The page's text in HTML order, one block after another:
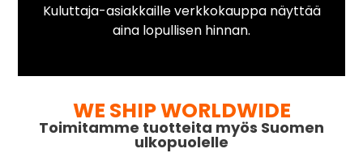
Kuluttaja-asiakkaille verkkokauppa näyttää
aina lopullisen hinnan.
WE SHIP WORLDWIDE
Toimitamme tuotteita myös Suomen
ulkopuolelle